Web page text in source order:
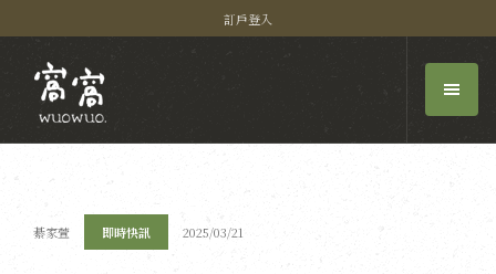
訂戶登入
綦家萱 即時快訊 2025/03/21